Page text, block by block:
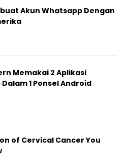
Akun Whatsapp Dengan
Memakai 2 Aplikasi
1 Ponsel Android
of Cervical Cancer You